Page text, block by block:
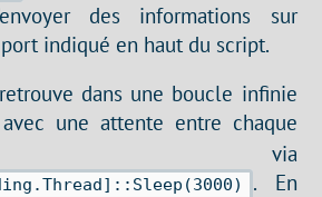
des informations sur
indiqué en haut du script.
dans une boucle infinie
avec une attente entre chaque
via
. En